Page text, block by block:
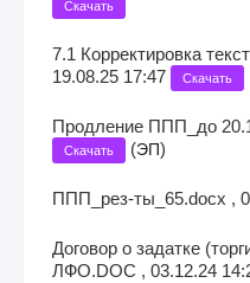
Скачать
7.1 Корректировка
19.08.25 17:47
Скачать
Продление ППП_до
Скачать (ЭП)
ППП_рез-ты_65.docx ,
Договор о задатке
ЛФО.DOC , 03.12.24